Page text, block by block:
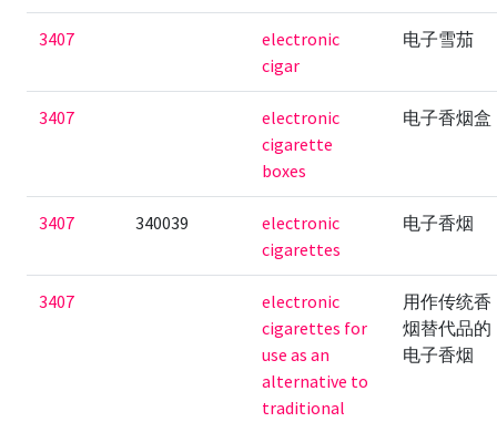
3407
electronic
cigar
电子雪茄
3407
electronic
cigarette
boxes
电子香烟盒
3407 340039
electronic
cigarettes
电子香烟
3407
electronic
cigarettes for
use as an
alternative to
traditional
用作传统香
烟替代品的
电子香烟